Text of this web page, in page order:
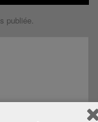
publiée.